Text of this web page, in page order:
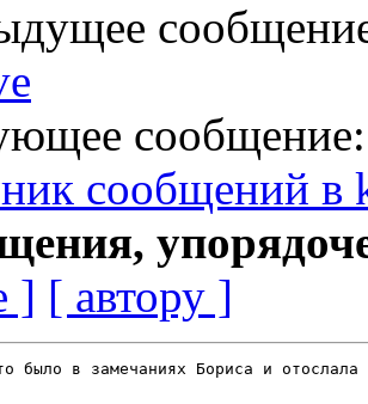
сообщений в
] [ автору ]
было в замечаниях Бориса и отослала